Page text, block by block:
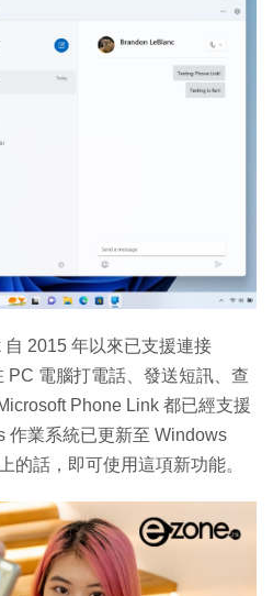
2015 年以來已支援連接
PC 電腦打電話、發送短訊、查
Phone Link 都已經支援
作業系統已更新至 Windows
的話，即可使用這項新功能。